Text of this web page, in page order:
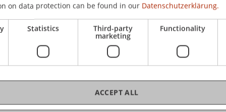
Kursunterlagen und
zum Preis von CHF 400.- gebucht werden.
on data protection can be found in our Datenschutzerklärung.
Statistics Third-party
marketing
Functionality
ACCEPT ALL